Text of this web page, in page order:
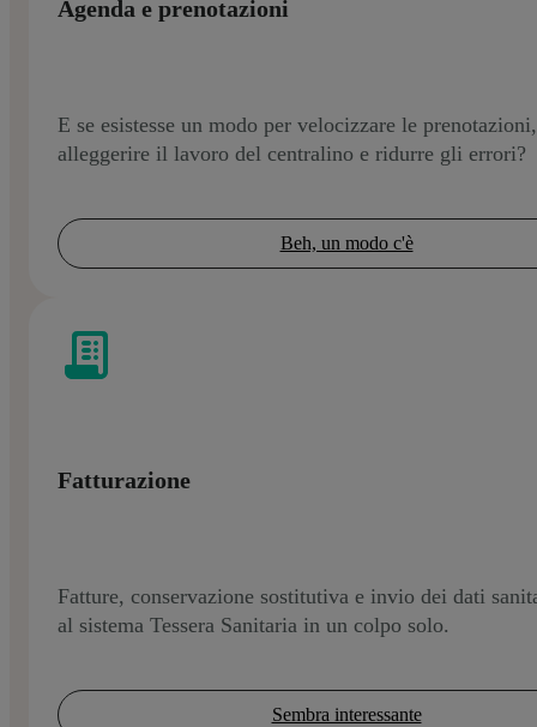
Agenda e prenotazioni
E se esistesse un modo per velocizzare le prenotazioni,
alleggerire il lavoro del centralino e ridurre gli errori?
Beh, un modo c'è
Fatturazione
Fatture, conservazione sostitutiva e invio dei dati
al sistema Tessera Sanitaria in un colpo solo.
Sembra interessante